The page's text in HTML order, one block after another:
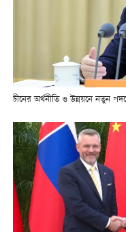
চীনের অর্থনীতি ও উন্নয়নে নতুন